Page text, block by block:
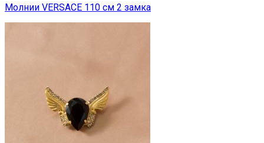
Молнии VERSACE 110 см 2 замка